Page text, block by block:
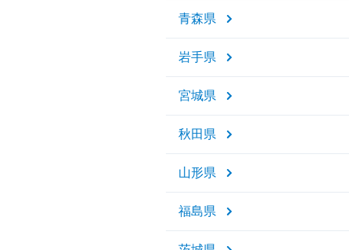
青森県
岩手県
宮城県
秋田県
山形県
福島県